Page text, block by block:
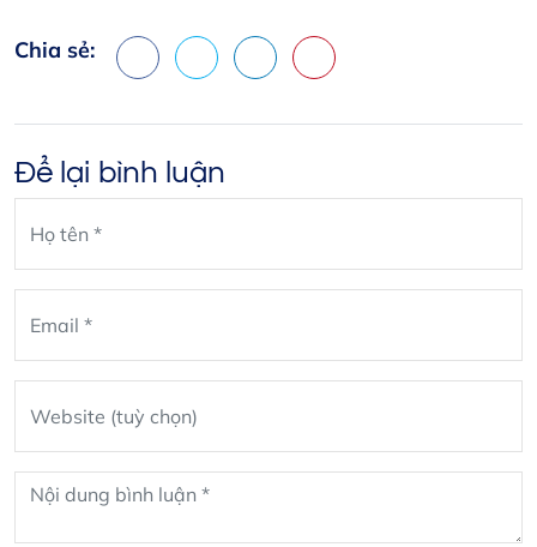
Chia sẻ:
Facebook
X LinkedInPinterest
Để lại bình luận
blank